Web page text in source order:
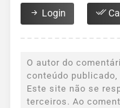
Login
O autor do
conteúdo
Este site não se
terceiros. Ao